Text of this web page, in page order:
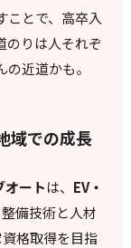
ことで、高卒入
のりは人それぞ
近道かも。
域での成長
オートは、 EV・
備技術と人材
格取得を目指